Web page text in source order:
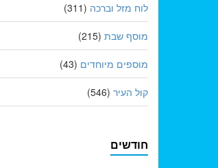
לוח מזל וברכה (311)
מוסף שבת (215)
מוספים מיוחדים (43)
קול העיר (546)
חודשים